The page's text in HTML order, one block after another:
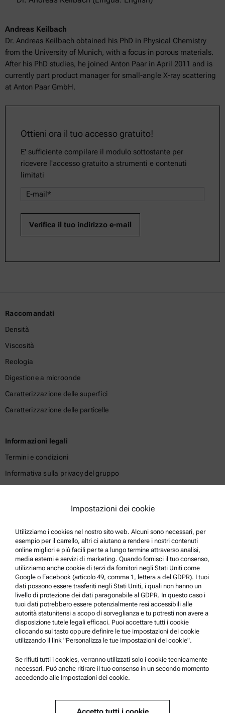
Andreas Keilbach
Dr. Andreas Keilbach obtained his PhD in Physical Chemistry
from the University of Munich, with a focus in porous materials.
After his PhD studies, he joined Anton Paar in April 2011 and is
currently part product manager for small-angle X-ray scattering
at Anton Paar GmbH.
Ottieni ora il tuo accesso gratuito!
E' sufficiente compilare il modulo sottostante per
ricevere l'accesso gratuito a strumenti e contenuti
limitati
Raccomandati
Densità
Viscosità
Reologia
Digestione a microonde
Caratterizzazione delle superfici
Caratterizzazione delle particelle
Informazioni legali
Termini e condizioni
Informativa sulla privacy del gruppo
Marchi di fabbrica
Sistema di whistleblowing
Supporto prodotto
Anton Paar Certified Service
Dichiarazione di sicurezza
Anton Paar Technical Centers
Informazioni sull'azienda
Impostazioni dei cookie
Utilizziamo i cookies nel nostro sito web. Alcuni sono necessari, per
esempio per il carrello, altri ci aiutano a rendere i nostri contenuti
online migliori e più facili per te a lungo termine attraverso analisi,
media esterni e servizi di marketing. Quando fornisci il tuo consenso,
utilizziamo anche cookie di terzi da fornitori negli Stati Uniti come
Google o Facebook (articolo 49, comma 1, lettera a del GDPR). I tuoi
dati possono essere trasferiti negli Stati Uniti, i quali non hanno un
livello di protezione dei dati paragonabile al GDPR. In questo caso i
tuoi dati potrebbero essere potenzialmente resi accessibili alle
autorità statunitensi a scopo di sorveglianza e tu potresti non avere a
disposizione tutele legali efficaci. Puoi accettare tutti i cookie
cliccando sul tasto oppure definire le tue impostazioni dei cookie
utilizzando il link "Personalizza le tue impostazioni dei cookie".
Se rifiuti tutti i cookies, verranno utilizzati solo i cookie tecnicamente
necessari. Può anche ritirare il tuo consenso in un secondo momento
accedendo alle Impostazioni dei cookie.